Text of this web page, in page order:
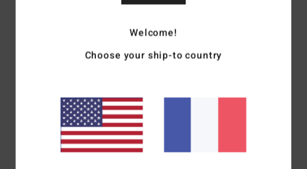
Rider's picks
Welcome!
Choose your ship-to country